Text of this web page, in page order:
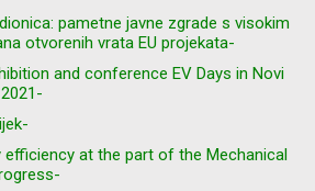
pametne javne zgrade s visokim
otvorenih vrata EU projekata-
and conference EV Days in Novi
at the part of the Mechanical